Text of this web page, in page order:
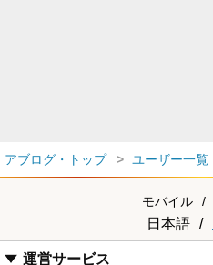
アブログ・トップ ユーザー一覧
モバイル /
日本語 /
運営サービス